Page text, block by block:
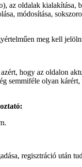
az oldalak
módosítása,
meg kell
hogy az oldalon
semmiféle olyan
regisztráció